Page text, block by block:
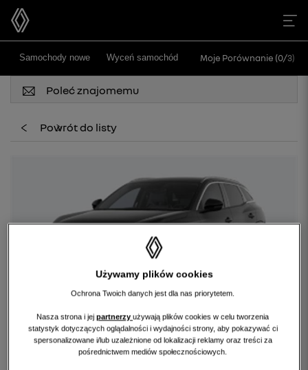
Samochody nowe Wyceń samochód Moje Porównanie (0/3)
Powrót do listy
Poleć znajomemu
RENAULT AUSTRAL
Używamy plików cookies
Ochrona Twoich danych jest dla nas priorytetem.
Nasza strona i jej partnerzy używają plików cookies w celu tworzenia
statystyk dotyczących oglądalności i wydajności strony, aby pokazywać ci
spersonalizowane i/lub uzależnione od lokalizacji reklamy oraz treści za
pośrednictwem mediów społecznościowych.